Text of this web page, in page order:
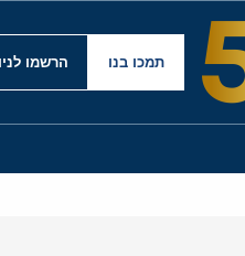
תמכו בנו הרשמו